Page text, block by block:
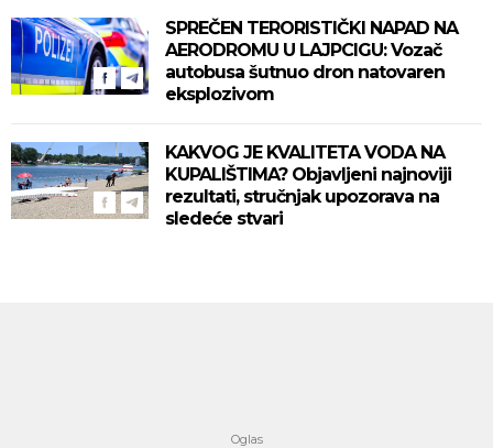
SPREČEN TERORISTIČKI NAPAD NA
AERODROMU U LAJPCIGU: Vozač
autobusa šutnuo dron natovaren
eksplozivom
KAKVOG JE KVALITETA VODA NA
KUPALIŠTIMA? Objavljeni najnoviji
rezultati, stručnjak upozorava na
sledeće stvari